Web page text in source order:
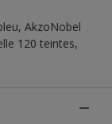
AkzoNobel
120 teintes,